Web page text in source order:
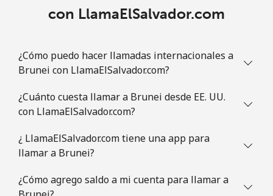
con LlamaElSalvador.com
¿Cómo puedo hacer llamadas internacionales a
Brunei con LlamaElSalvador.com?
¿Cuánto cuesta llamar a Brunei desde EE. UU.
con LlamaElSalvador.com?
¿ LlamaElSalvador.com tiene una app para
llamar a Brunei?
¿Cómo agrego saldo a mi cuenta para llamar a